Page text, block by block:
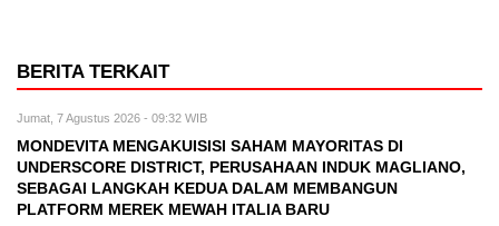
BERITA TERKAIT
Jumat, 7 Agustus 2026 - 09:32 WIB
MONDEVITA MENGAKUISISI SAHAM MAYORITAS DI
UNDERSCORE DISTRICT, PERUSAHAAN INDUK MAGLIANO,
SEBAGAI LANGKAH KEDUA DALAM MEMBANGUN
PLATFORM MEREK MEWAH ITALIA BARU